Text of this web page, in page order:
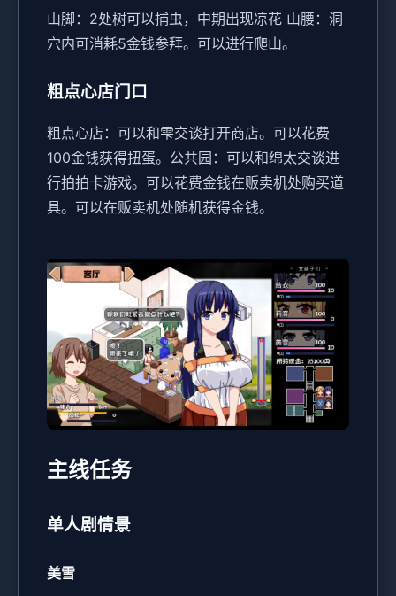
山脚：2处树可以捕虫，中期出现凉花 山腰：洞
穴内可消耗5金钱参拜。可以进行爬山。
粗点心店门口
粗点心店：可以和雫交谈打开商店。可以花费
100金钱获得扭蛋。 公共园：可以和绵太交谈进
行拍拍卡游戏。可以花费金钱在贩卖机处购买道
具。可以在贩卖机处随机获得金钱。
主线任务
单人剧情景
美雪